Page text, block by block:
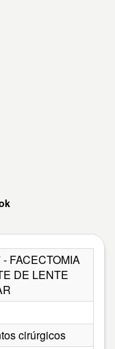
FACECTOMIA
DE LENTE
cirúrgicos